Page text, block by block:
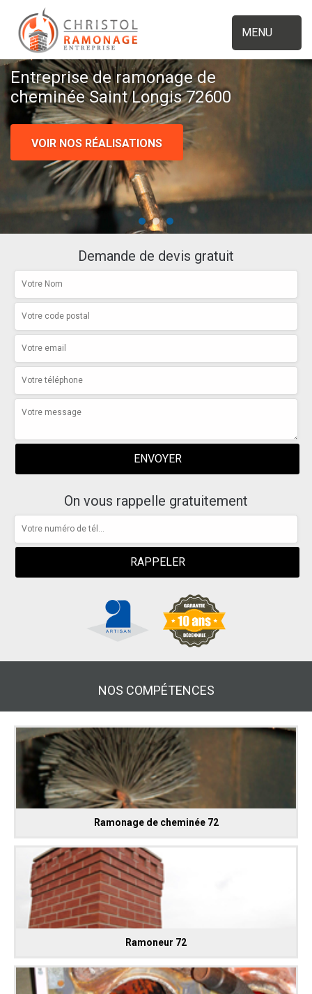
MENU
Entreprise de ramonage de
cheminée Saint Longis 72600
VOIR NOS RÉALISATIONS
Demande de devis gratuit
On vous rappelle gratuitement
NOS COMPÉTENCES
Ramonage de cheminée 72
Ramoneur 72